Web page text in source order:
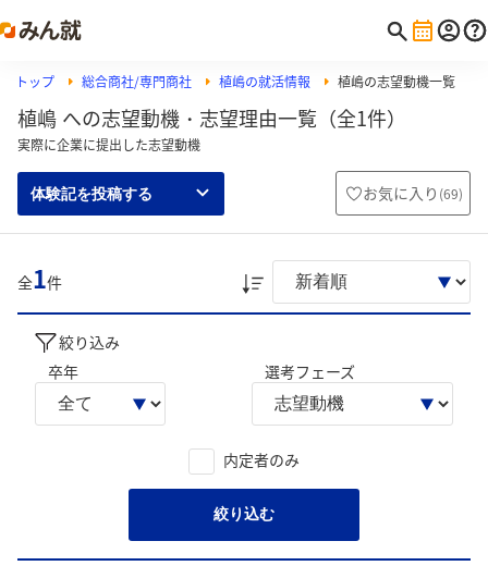
トップ 総合商社/専門商社 植嶋の就活情報 植嶋の志望動機一覧
植嶋 への志望動機・志望理由一覧（全1件）
実際に企業に提出した志望動機
体験記を投稿する お気に入り (69)
全1件
絞り込み
卒年
選考フェーズ
内定者のみ
絞り込む